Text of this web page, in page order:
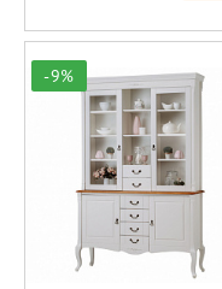
-9%